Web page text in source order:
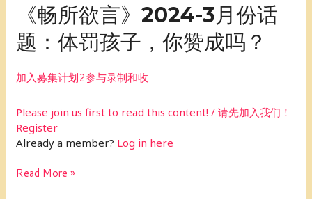
《畅所欲言》2024-3月份话
题：体罚孩子，你赞成吗？
加入募集计划2参与录制和收
Please join us first to read this content! / 请先加入我们！
Register
Already a member? Log in here
《畅
欲
言》
2024-
3
份
话
题：
罚
Read More »